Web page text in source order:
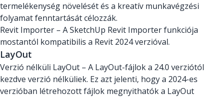
termelékenység növelését és a kreatív munkavégzési
folyamat fenntartását célozzák.
Revit Importer – A SketchUp Revit Importer funkciója
mostantól kompatibilis a Revit 2024 verzióval.
LayOut
Verzió nélküli LayOut – A LayOut-fájlok a 24.0 verziótól
kezdve verzió nélküliek. Ez azt jelenti, hogy a 2024-es
verzióban létrehozott fájlok megnyithatók a LayOut